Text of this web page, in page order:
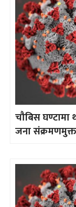
चौबिस
जना संक्रमणमुक्त